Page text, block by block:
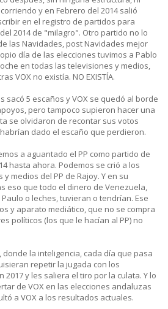
y en Febrero del 2014 salió
en el registro de partidos para
2014 de "milagro". Otro partido no lo
las Navidades, post Navidades mejor
día de las elecciones tuvimos a Pablo
en todas las televisiones y medios,
VOX no existía. NO EXISTÍA.
sacó 5 escaños y VOX se quedó al borde
pero tampoco supieron hacer una
se olvidaron de recontar sus votos
dado el escaño que perdieron.
a aguantado el PP como partido de
hasta ahora. Podemos se crió a los
medios del PP de Rajoy. Y en su
eso que todo el dinero de Venezuela,
Paulo o leches, tuvieran o tendrían. Ese
y aparato mediático, que no se compra
políticos (los que le hacían al PP) no
donde la inteligencia, cada día que pasa
repetir la jugada con los
y les saliera el tiro por la culata. Y lo
de VOX en las elecciones andaluzas
a VOX a los resultados actuales.